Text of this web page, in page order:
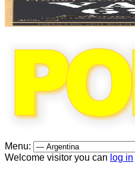
Menu:
Welcome visitor you can log in